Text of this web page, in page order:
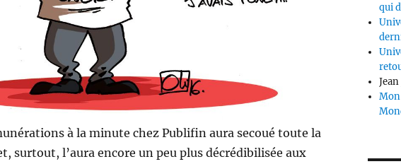
à la minute chez Publifin aura secoué toute la
surtout, l’aura encore un peu plus décrédibilisée aux
qui